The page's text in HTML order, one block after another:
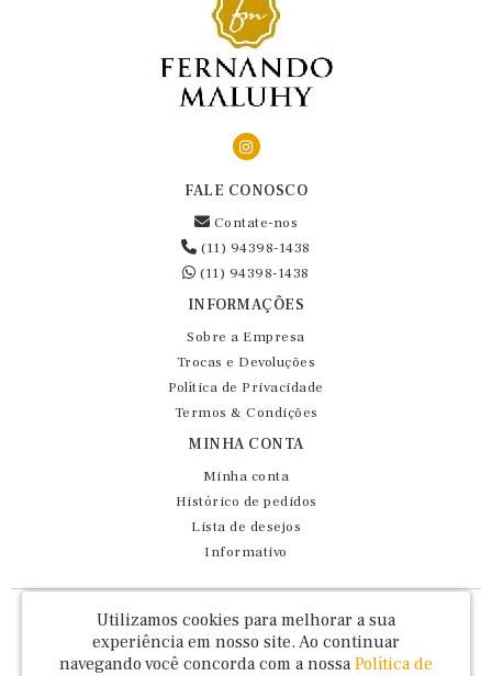
FALE CONOSCO
Contate-nos
(11) 94398-1438
(11) 94398-1438
INFORMAÇÕES
Sobre a Empresa
Trocas e Devoluções
Política de Privacidade
Termos & Condições
MINHA CONTA
Minha conta
Histórico de pedidos
Lista de desejos
Informativo
Fernando Maluhy Cia Ltda - CNPJ: 60.458.825/0001-86
Rua Dr Euclydes da Cunha, 47 - Brás - São Paulo / SP - CEP 03016-030
Utilizamos cookies para melhorar a sua
experiência em nosso site. Ao continuar
navegando você concorda com a nossa Política de